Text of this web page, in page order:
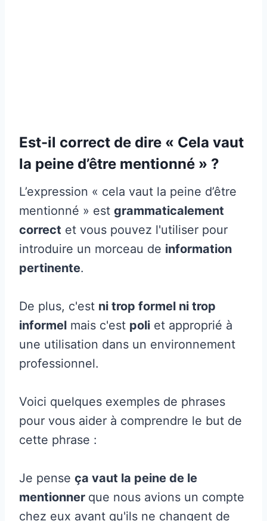
Est-il correct de dire « Cela vaut
la peine d’être mentionné » ?
L’expression « cela vaut la peine d’être
mentionné » est grammaticalement
correct et vous pouvez l'utiliser pour
introduire un morceau de information
pertinente.
De plus, c'est ni trop formel ni trop
informel mais c'est poli et approprié à
une utilisation dans un environnement
professionnel.
Voici quelques exemples de phrases
pour vous aider à comprendre le but de
cette phrase :
Je pense ça vaut la peine de le
mentionner que nous avions un compte
chez eux avant qu'ils ne changent de